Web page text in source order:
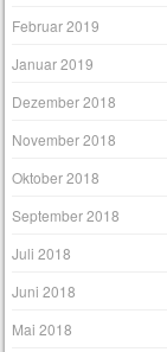
Februar 2019
Januar 2019
Dezember 2018
November 2018
Oktober 2018
September 2018
Juli 2018
Juni 2018
Mai 2018